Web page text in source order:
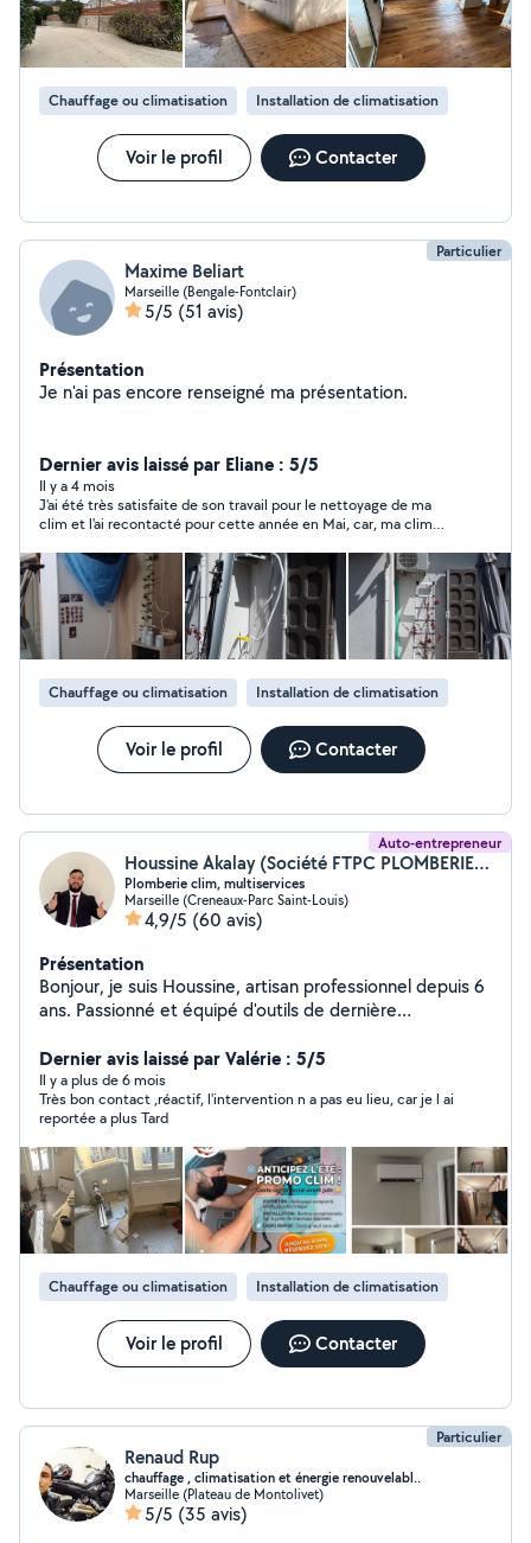
Chauffage ou climatisation Installation de climatisation
Voir le profil Contacter
Particulier
Maxime Beliart
Marseille (Bengale-Fontclair)
5/5 (51 avis)
Présentation
Je n'ai pas encore renseigné ma présentation.
Dernier avis laissé par Eliane : 5/5
Il y a 4 mois
J'ai été très satisfaite de son travail pour le nettoyage de ma
clim et l'ai recontacté pour cette année en Mai, car, ma clim
Chauffage ou climatisation Installation de climatisation
Voir le profil Contacter
Auto-entrepreneur
Houssine Akalay (Société FTPC PLOMBERIE, CLIMATISATION)
Plomberie clim, multiservices
Marseille (Creneaux-Parc Saint-Louis)
4,9/5 (60 avis)
Présentation
Bonjour, je suis Houssine, artisan professionnel depuis 6
ans. Passionné et équipé d'outils de dernière
votre tranquillité. Mes Services : Plomberie : Installation,
réparation fuites, sanitaires (WC, douche, évier) et
réseaux d'évacuation. Chauffage : Entretien et pose de
chaudières, chauffe-eau, PAC et poêles à granulés.
Climatisation : Pose, diagnostic de panne et dépannage
rapide. Pourquoi me choisir ? 13 ans d'expérience : Un
savoir-faire solide. Professionnel Assuré : Travail en
toute sécurité. Sérieux & Propreté : Chantier propre et
finitions de qualité. Disponible rapidement sur
[MARSEILLE] et ses environs. Contactez-moi via la
plateforme pour un devis ou une intervention !
Dernier avis laissé par Valérie : 5/5
Il y a plus de 6 mois
Très bon contact ,réactif, l'intervention n a pas eu lieu, car je l ai
reportée a plus Tard
Chauffage ou climatisation Installation de climatisation
Voir le profil Contacter
Particulier
Renaud Rup
chauffage , climatisation et énergie renouvelabl..
Marseille (Plateau de Montolivet)
5/5 (35 avis)